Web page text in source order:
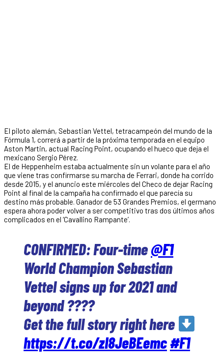
El piloto alemán, Sebastian Vettel, tetracampeón del mundo de la
Fórmula 1, correrá a partir de la próxima temporada en el equipo
Aston Martin, actual Racing Point, ocupando el hueco que deja el
mexicano Sergio Pérez.
El de Heppenheim estaba actualmente sin un volante para el año
que viene tras confirmarse su marcha de Ferrari, donde ha corrido
desde 2015, y el anuncio este miércoles del Checo de dejar Racing
Point al final de la campaña ha confirmado el que parecía su
destino más probable. Ganador de 53 Grandes Premios, el germano
espera ahora poder volver a ser competitivo tras dos últimos años
complicados en el ‘Cavallino Rampante’.
CONFIRMED: Four-time@F1
World Champion Sebastian
Vettel signs up for 2021 and
beyond ????️
Get the full story right here
https://t.co/zI8JeBEemc#F1